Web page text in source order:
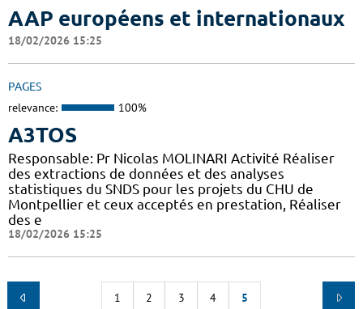
AAP européens et internationaux
18/02/2026 15:25
PAGES
relevance: 100%
A3TOS
Responsable: Pr Nicolas MOLINARI Activité Réaliser
des extractions de données et des analyses
statistiques du SNDS pour les projets du CHU de
Montpellier et ceux acceptés en prestation, Réaliser
des e
18/02/2026 15:25
1 2 3 4 5